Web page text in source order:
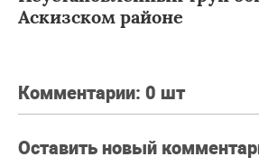
Аскизском районе
Комментарии: 0 шт
Оставить новый